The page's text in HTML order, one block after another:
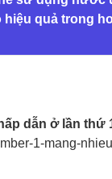
quả trong
dẫn ở lần thứ
1-mang-